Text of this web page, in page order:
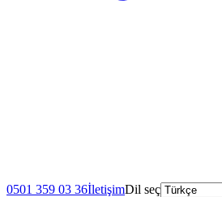
0501 359 03 36İletişimDil seç